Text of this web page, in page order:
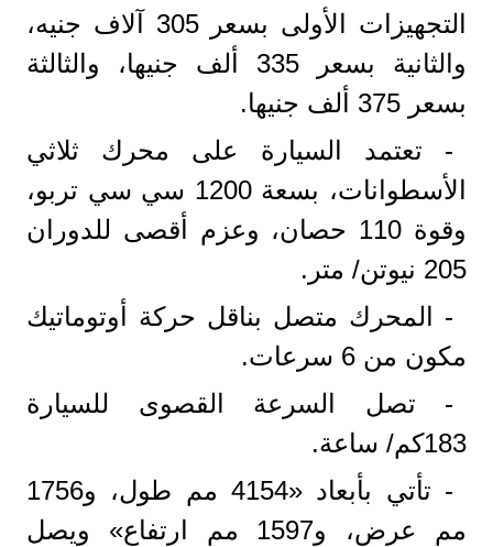
التجهيزات الأولى بسعر 305 آلاف جنيه،
والثانية بسعر 335 ألف جنيها، والثالثة
بسعر 375 ألف جنيها.
- تعتمد السيارة على محرك ثلاثي
الأسطوانات، بسعة 1200 سي سي تربو،
وقوة 110 حصان، وعزم أقصى للدوران
205 نيوتن/ متر.
- المحرك متصل بناقل حركة أوتوماتيك
مكون من 6 سرعات.
- تصل السرعة القصوى للسيارة
183كم/ ساعة.
- تأتي بأبعاد «4154 مم طول، و1756
مم عرض، و1597 مم ارتفاع» ويصل